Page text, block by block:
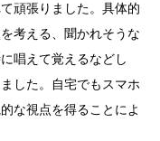
頑張りました。具体的
考える、聞かれそうな
唱えて覚えるなどし
した。自宅でもスマホ
な視点を得ることによ